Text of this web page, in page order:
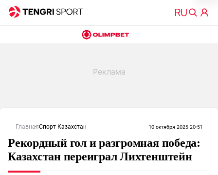
ГлавнаяСпорт Казахстан 10 октября 2025 20:51
Рекордный гол и разгромная победа:
Казахстан переиграл Лихтенштейн